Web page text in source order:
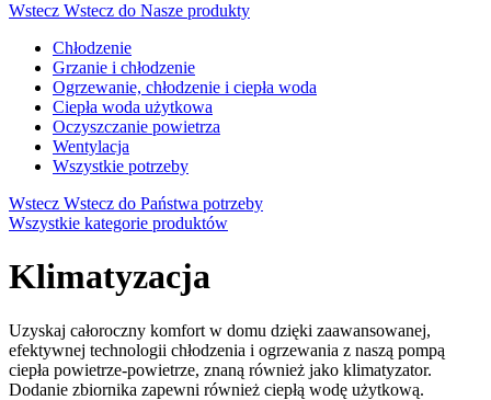
Wstecz Wstecz do Nasze produkty
Chłodzenie
Grzanie i chłodzenie
Ogrzewanie, chłodzenie i ciepła woda
Ciepła woda użytkowa
Oczyszczanie powietrza
Wentylacja
Wszystkie potrzeby
Wstecz Wstecz do Państwa potrzeby
Wszystkie kategorie produktów
Klimatyzacja
Uzyskaj całoroczny komfort w domu dzięki zaawansowanej,
efektywnej technologii chłodzenia i ogrzewania z naszą pompą
ciepła powietrze-powietrze, znaną również jako klimatyzator.
Dodanie zbiornika zapewni również ciepłą wodę użytkową.